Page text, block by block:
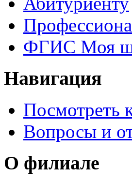
ФГИС Моя
Навигация
Посмотреть
Вопросы и
О филиале